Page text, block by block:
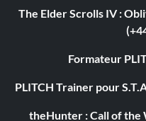
The Elder Scrolls IV :
Formateur
PLITCH Trainer pour
theHunter : Call of the